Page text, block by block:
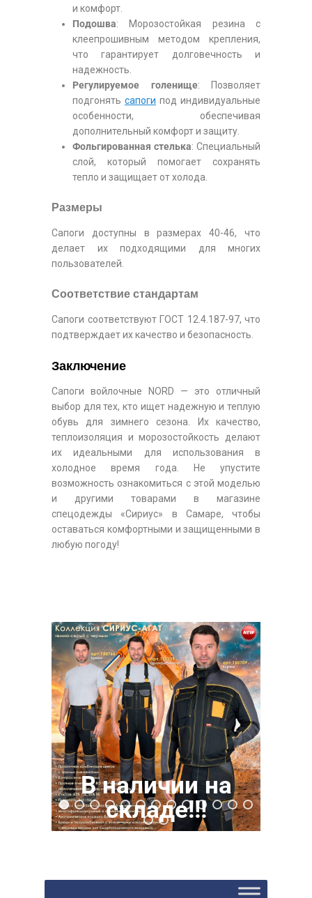
и комфорт.
Подошва: Морозостойкая резина с
клеепрошивным методом крепления,
что гарантирует долговечность и
надежность.
Регулируемое голенище: Позволяет
подгонять сапоги под индивидуальные
особенности, обеспечивая
дополнительный комфорт и защиту.
Фольгированная стелька: Специальный
слой, который помогает сохранять
тепло и защищает от холода.
Размеры
Сапоги доступны в размерах 40-46, что
делает их подходящими для многих
пользователей.
Соответствие стандартам
Сапоги соответствуют ГОСТ 12.4.187-97, что
подтверждает их качество и безопасность.
Заключение
Сапоги войлочные NORD — это отличный
выбор для тех, кто ищет надежную и теплую
обувь для зимнего сезона. Их качество,
теплоизоляция и морозостойкость делают
их идеальными для использования в
холодное время года. Не упустите
возможность ознакомиться с этой моделью
и другими товарами в магазине
спецодежды «Сириус» в Самаре, чтобы
оставаться комфортными и защищенными в
любую погоду!
В наличии на
складе!!!